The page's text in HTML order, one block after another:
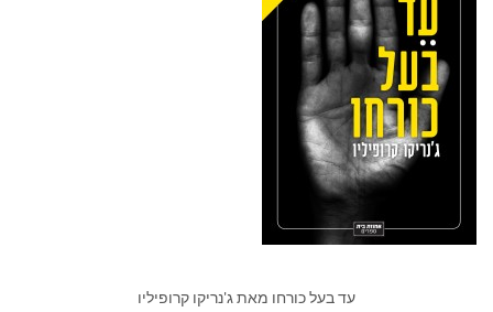
עד בעל כורחו מאת ג'נריקו קרופיליו